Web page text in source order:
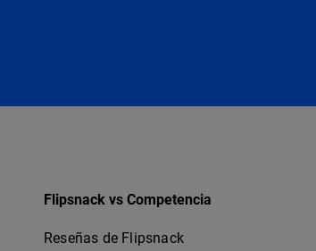
Flipsnack vs Competencia
Reseñas de Flipsnack